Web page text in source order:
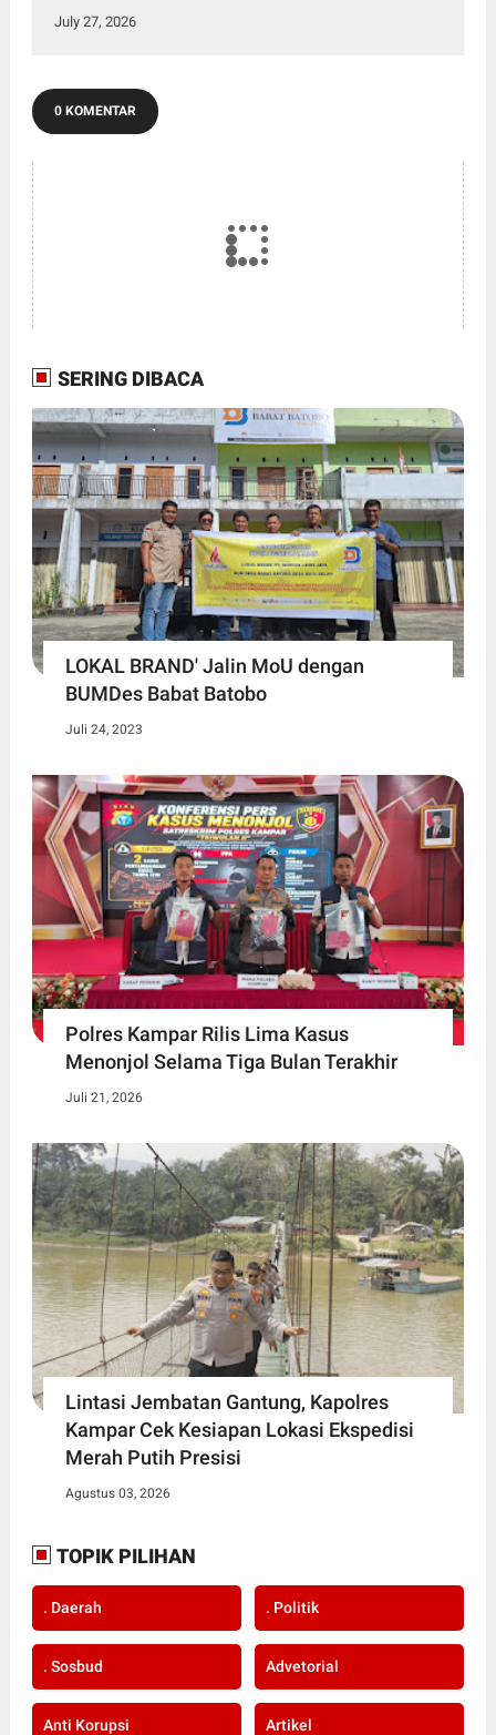
July 27, 2026
0 KOMENTAR
SERING DIBACA
LOKAL BRAND' Jalin MoU dengan
BUMDes Babat Batobo
Juli 24, 2023
Polres Kampar Rilis Lima Kasus
Menonjol Selama Tiga Bulan Terakhir
Juli 21, 2026
Lintasi Jembatan Gantung, Kapolres
Kampar Cek Kesiapan Lokasi Ekspedisi
Merah Putih Presisi
Agustus 03, 2026
TOPIK PILIHAN
. Daerah . Politik
. Sosbud Advetorial
Anti Korupsi Artikel